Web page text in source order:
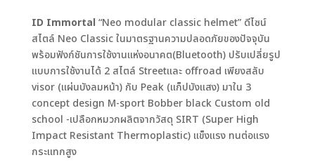
ID Immortal “Neo modular classic helmet” ดีไซน์
สไตล์ Neo Classic ในมาตรฐานความปลอดภัยของปัจจุบัน
พร้อมฟังก์ชันการใช้งานแห่งอนาคต(Bluetooth) ปรับเปลี่ยรูป
แบบการใช้งานได้ 2 สไตล์ Streetและ offroad เพียงสลับ
visor (แผ่นบังลมหน้า) กับ Peak (แก็ปบังแสง) มาใน 3
concept design M-sport Bobber black Custom old
school -เปลือกหมวกผลิตจากวัสดุ SIRT (Super High
Impact Resistant Thermoplastic) แข็งแรง ทนต่อแรง
กระแทกสูง